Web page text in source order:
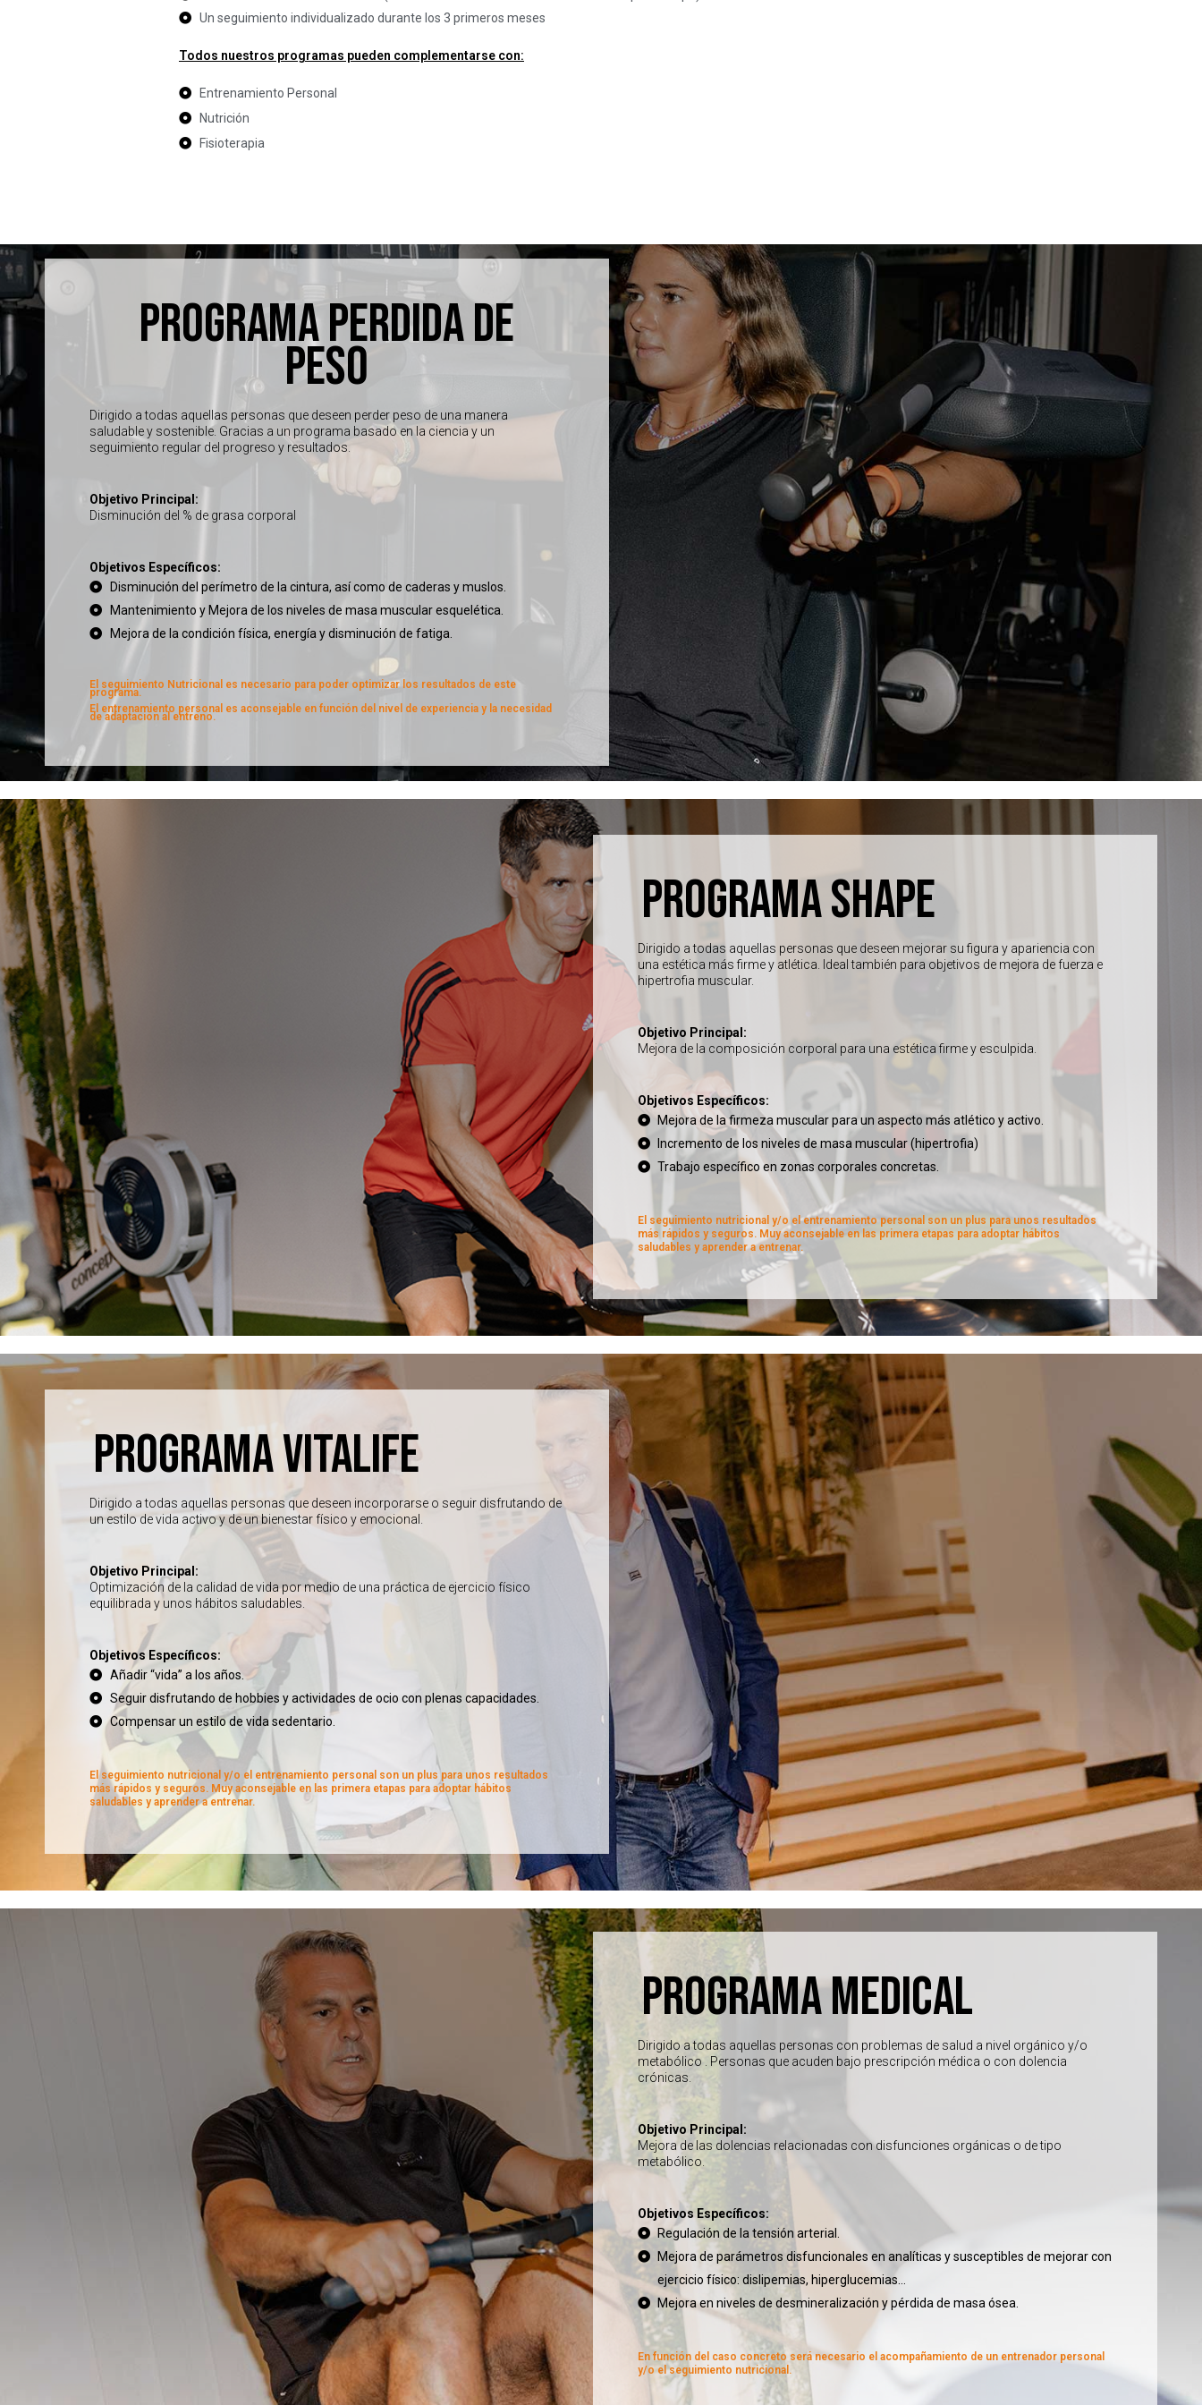
Un seguimiento individualizado durante los 3 primeros meses
Todos nuestros programas pueden complementarse con:
Entrenamiento Personal
Nutrición
Fisioterapia
PROGRAMA PERDIDA DE
PESO
Dirigido a todas aquellas personas que deseen perder peso de una manera
saludable y sostenible. Gracias a un programa basado en la ciencia y un
seguimiento regular del progreso y resultados.
Objetivo Principal:
Disminución del % de grasa corporal
Objetivos Específicos:
Disminución del perímetro de la cintura, así como de caderas y muslos.
Mantenimiento y Mejora de los niveles de masa muscular esquelética.
Mejora de la condición física, energía y disminución de fatiga.
El seguimiento Nutricional es necesario para poder optimizar los resultados de este
programa.
El entrenamiento personal es aconsejable en función del nivel de experiencia y la necesidad
de adaptación al entreno.
PROGRAMA SHAPE
Dirigido a todas aquellas personas que deseen mejorar su figura y apariencia con
una estética más firme y atlética. Ideal también para objetivos de mejora de fuerza e
hipertrofia muscular.
Objetivo Principal:
Mejora de la composición corporal para una estética firme y esculpida.
Objetivos Específicos:
Mejora de la firmeza muscular para un aspecto más atlético y activo.
Incremento de los niveles de masa muscular (hipertrofia)
Trabajo específico en zonas corporales concretas.
El seguimiento nutricional y/o el entrenamiento personal son un plus para unos resultados
más rápidos y seguros. Muy aconsejable en las primera etapas para adoptar hábitos
saludables y aprender a entrenar.
PROGRAMA VITALIFE
Dirigido a todas aquellas personas que deseen incorporarse o seguir disfrutando de
un estilo de vida activo y de un bienestar físico y emocional.
Objetivo Principal:
Optimización de la calidad de vida por medio de una práctica de ejercicio físico
equilibrada y unos hábitos saludables.
Objetivos Específicos:
Añadir “vida” a los años.
Seguir disfrutando de hobbies y actividades de ocio con plenas capacidades.
Compensar un estilo de vida sedentario.
El seguimiento nutricional y/o el entrenamiento personal son un plus para unos resultados
más rápidos y seguros. Muy aconsejable en las primera etapas para adoptar hábitos
saludables y aprender a entrenar.
PROGRAMA MEDICAL
Dirigido a todas aquellas personas con problemas de salud a nivel orgánico y/o
metabólico . Personas que acuden bajo prescripción médica o con dolencia
crónicas.
Objetivo Principal:
Mejora de las dolencias relacionadas con disfunciones orgánicas o de tipo
metabólico.
Objetivos Específicos:
Regulación de la tensión arterial.
Mejora de parámetros disfuncionales en analíticas y susceptibles de mejorar con
ejercicio físico: dislipemias, hiperglucemias…
Mejora en niveles de desmineralización y pérdida de masa ósea.
En función del caso concreto será necesario el acompañamiento de un entrenador personal
y/o el seguimiento nutricional.